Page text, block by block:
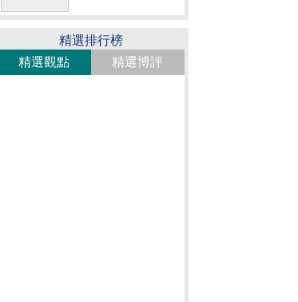
精選排行榜
精選觀點
精選博評